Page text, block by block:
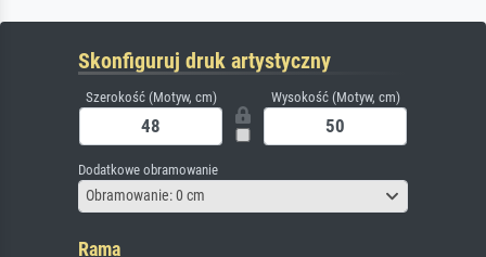
Skonfiguruj druk artystyczny
Szerokość (Motyw, cm) Wysokość (Motyw, cm)
Dodatkowe obramowanie
Obramowanie: 0 cm
Rama